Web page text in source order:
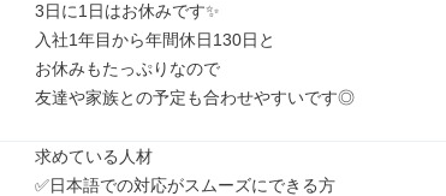
3日に1日はお休みです✨
入社1年目から年間休日130日と
お休みもたっぷりなので
友達や家族との予定も合わせやすいです◎
求めている人材
✅日本語での対応がスムーズにできる方